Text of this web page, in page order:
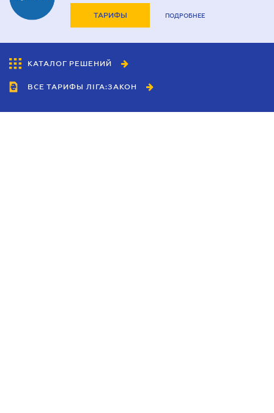
ТАРИФЫ ПОДРОБНЕЕ
КАТАЛОГ РЕШЕНИЙ
ВСЕ ТАРИФЫ ЛІГА:ЗАКОН